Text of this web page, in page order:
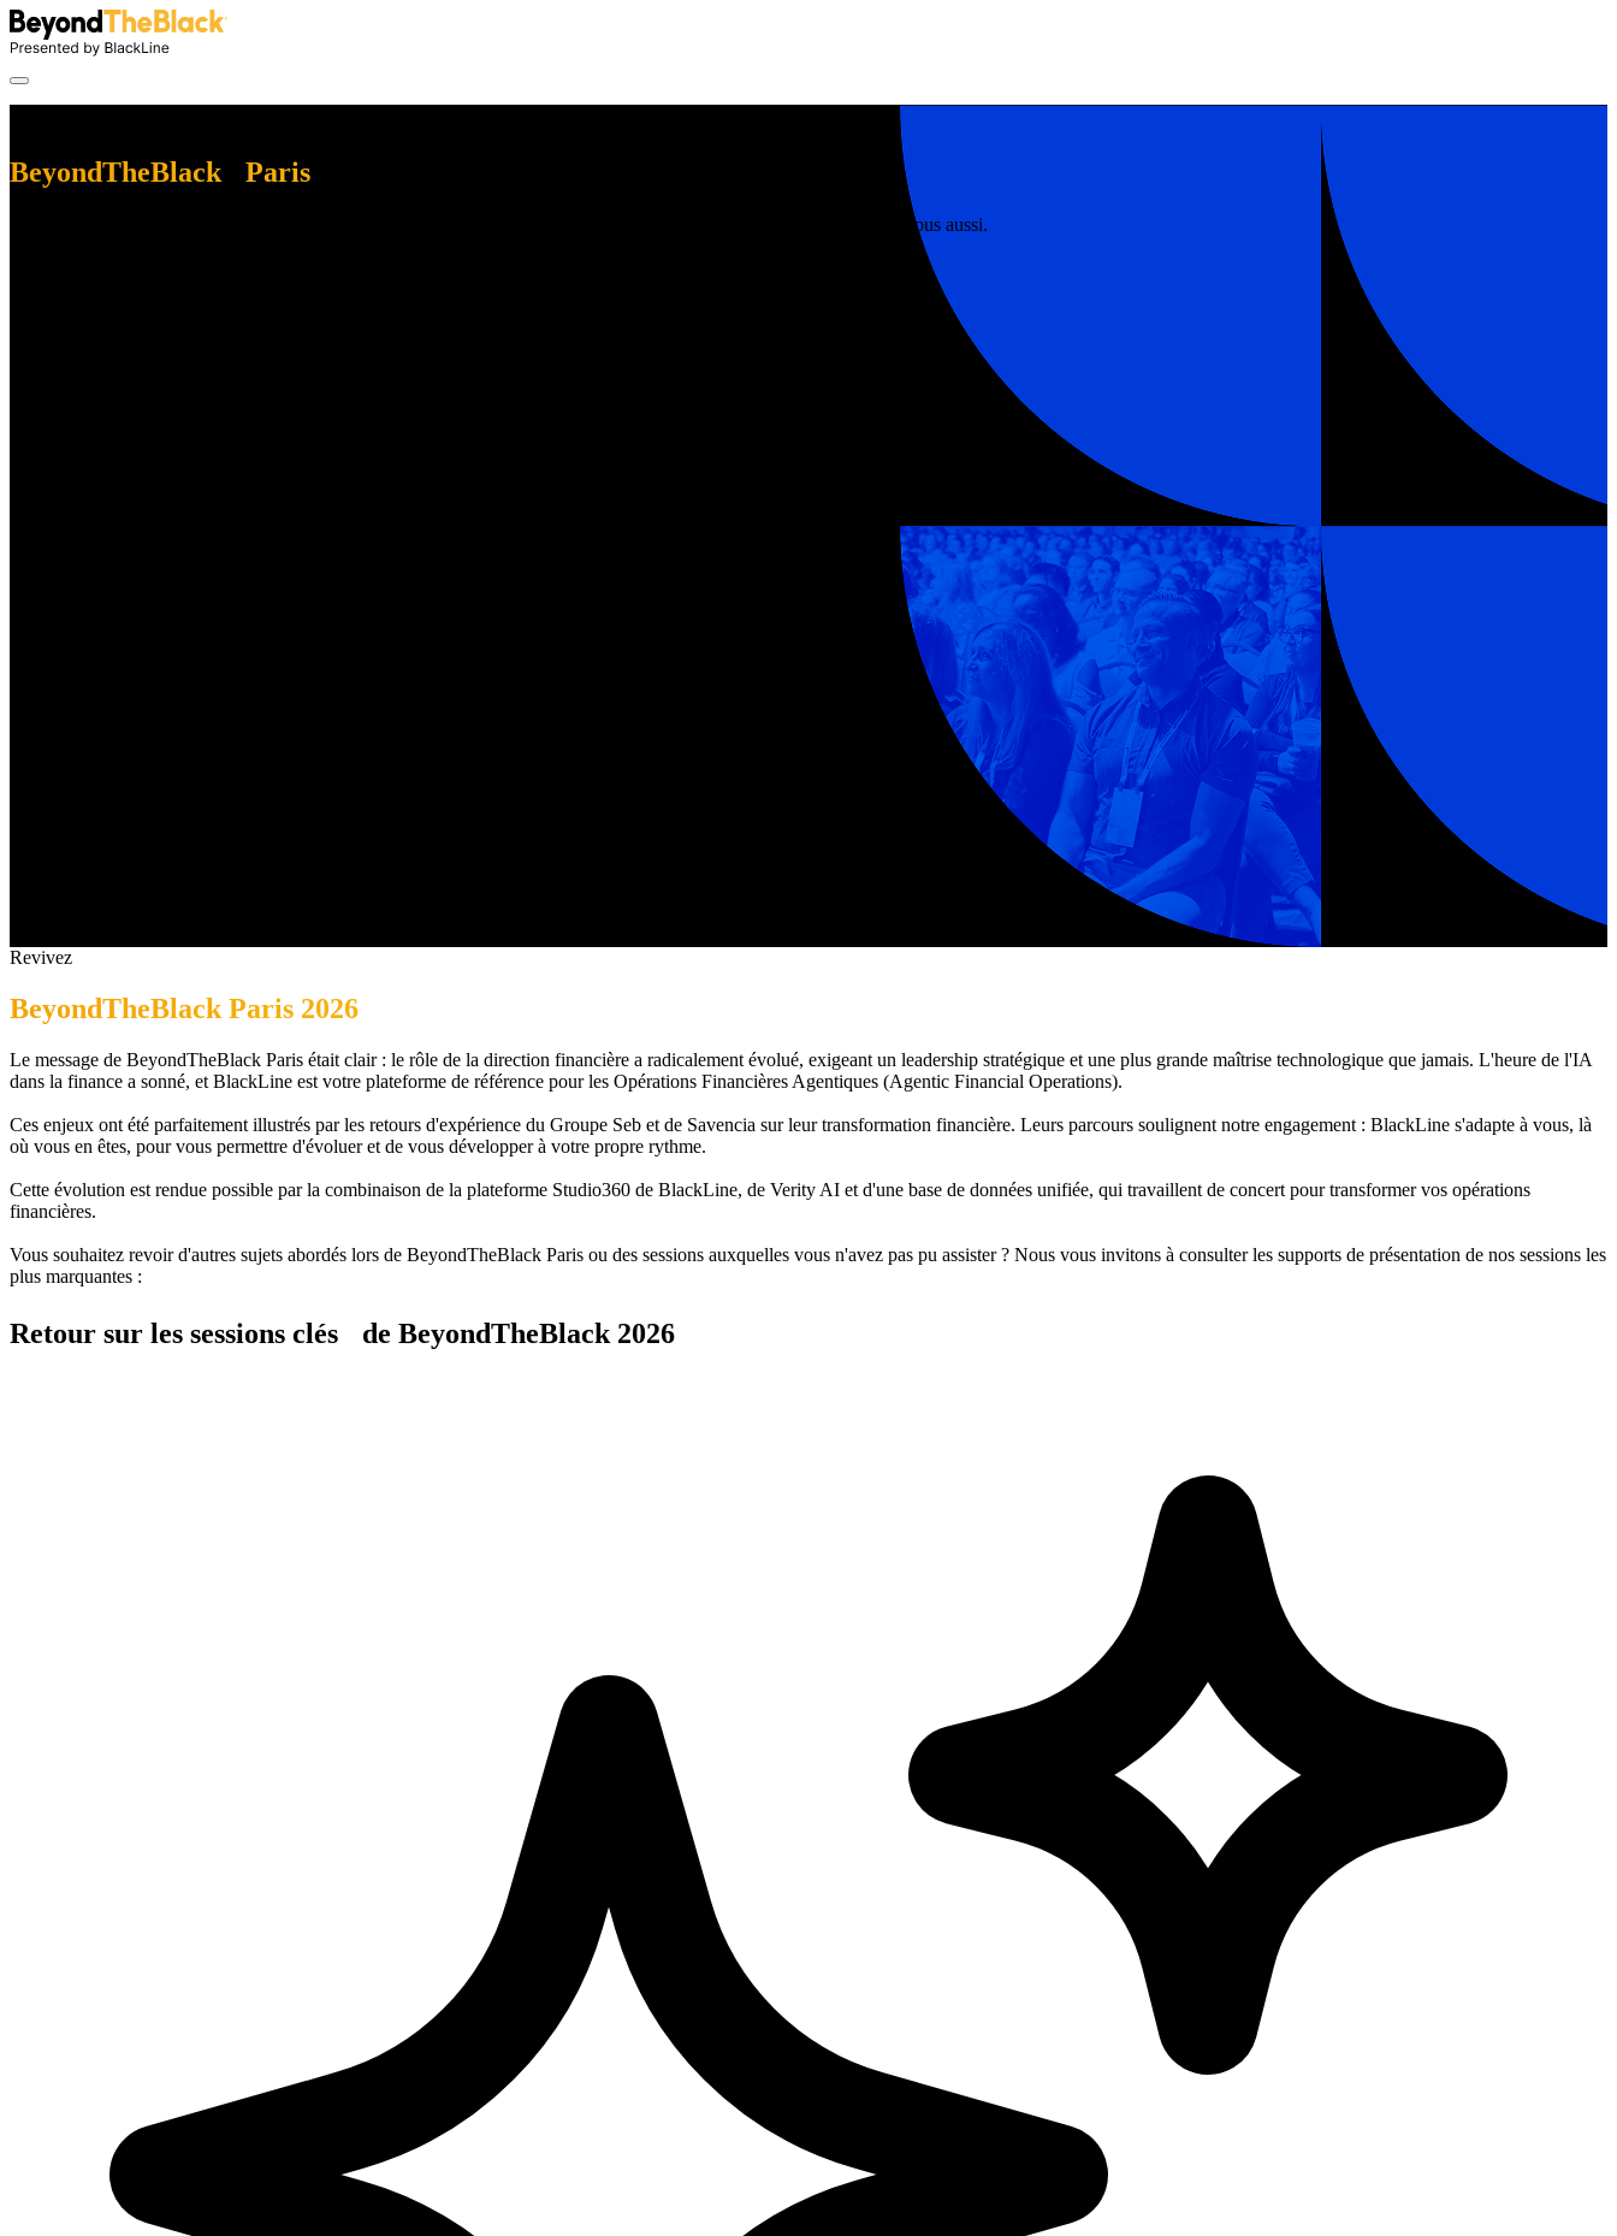
BeyondTheBlack Paris
Merci d'avoir participé à BeyondTheBlack Paris 2026 ! Nous avons passé un excellent moment, et nous espérons que vous aussi.
Revivez
BeyondTheBlack Paris 2026
Le message de BeyondTheBlack Paris était clair : le rôle de la direction financière a radicalement évolué, exigeant un leadership stratégique et une plus grande maîtrise technologique que jamais. L'heure de l'IA
dans la finance a sonné, et BlackLine est votre plateforme de référence pour les Opérations Financières Agentiques (Agentic Financial Operations).
Ces enjeux ont été parfaitement illustrés par les retours d'expérience du Groupe Seb et de Savencia sur leur transformation financière. Leurs parcours soulignent notre engagement : BlackLine s'adapte à vous, là
où vous en êtes, pour vous permettre d'évoluer et de vous développer à votre propre rythme.
Cette évolution est rendue possible par la combinaison de la plateforme Studio360 de BlackLine, de Verity AI et d'une base de données unifiée, qui travaillent de concert pour transformer vos opérations
financières.
Vous souhaitez revoir d'autres sujets abordés lors de BeyondTheBlack Paris ou des sessions auxquelles vous n'avez pas pu assister ? Nous vous invitons à consulter les supports de présentation de nos sessions les
plus marquantes :
Retour sur les sessions clés de BeyondTheBlack 2026